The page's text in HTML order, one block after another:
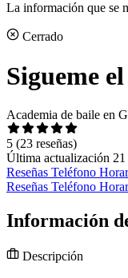
La información que se
Cerrado
Sigueme
Academia de baile en
5 (23 reseñas)
Última actualización
Reseñas Teléfono
Reseñas Teléfono
Información
Descripción